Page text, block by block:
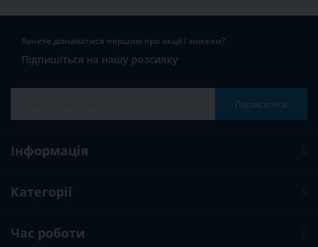
Хочете дізнаватися першим про акції і знижки?
Підпишіться на нашу розсилку
Підписатися
Інформація
Категорії
Час роботи